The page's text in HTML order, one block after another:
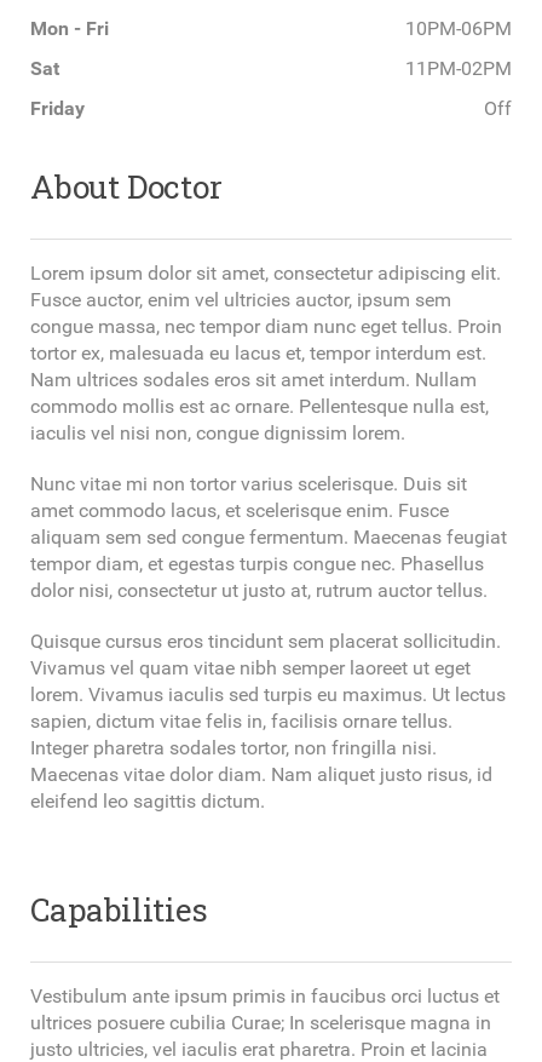
Mon - Fri
10PM-06PM
Sat
11PM-02PM
Friday
Off
About Doctor
Lorem ipsum dolor sit amet, consectetur adipiscing elit.
Fusce auctor, enim vel ultricies auctor, ipsum sem
congue massa, nec tempor diam nunc eget tellus. Proin
tortor ex, malesuada eu lacus et, tempor interdum est.
Nam ultrices sodales eros sit amet interdum. Nullam
commodo mollis est ac ornare. Pellentesque nulla est,
iaculis vel nisi non, congue dignissim lorem.
Nunc vitae mi non tortor varius scelerisque. Duis sit
amet commodo lacus, et scelerisque enim. Fusce
aliquam sem sed congue fermentum. Maecenas feugiat
tempor diam, et egestas turpis congue nec. Phasellus
dolor nisi, consectetur ut justo at, rutrum auctor tellus.
Quisque cursus eros tincidunt sem placerat sollicitudin.
Vivamus vel quam vitae nibh semper laoreet ut eget
lorem. Vivamus iaculis sed turpis eu maximus. Ut lectus
sapien, dictum vitae felis in, facilisis ornare tellus.
Integer pharetra sodales tortor, non fringilla nisi.
Maecenas vitae dolor diam. Nam aliquet justo risus, id
eleifend leo sagittis dictum.
Capabilities
Vestibulum ante ipsum primis in faucibus orci luctus et
ultrices posuere cubilia Curae; In scelerisque magna in
justo ultricies, vel iaculis erat pharetra. Proin et lacinia